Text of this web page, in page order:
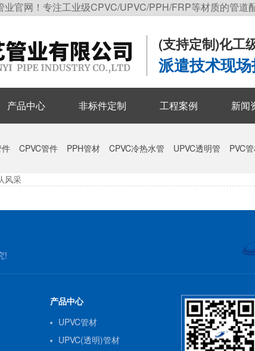
官网！专注工业级CPVC/UPVC/PPH/FRP等材质的管道
(支持定制)化工
派遣技术现
产品中心 非标件定制 工程案例 新闻
件 CPVC管件 PPH管材 CPVC冷热水管 UPVC透明管 PVC
风采
!
产品中心
UPVC管材
UPVC(透明)管材